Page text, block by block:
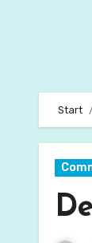
Start